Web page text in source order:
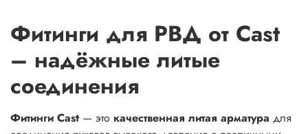
Фитинги для РВД от Cast
– надёжные литые
соединения
Фитинги Cast — это качественная литая арматура для